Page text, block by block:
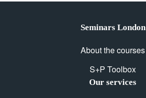
Seminars London
About the courses
S+P Toolbox
Our services